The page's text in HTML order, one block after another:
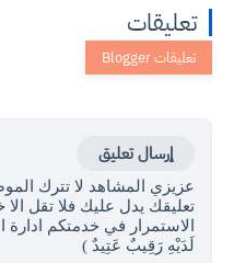
تعليقات
إرسال تعليق
عزيزي المشاهد لا تترك
تعليقك يدل عليك فلا تقل
الاستمرار في خدمتكم
لَدَيْهِ رَقِيبٌ عَتِيدٌ )